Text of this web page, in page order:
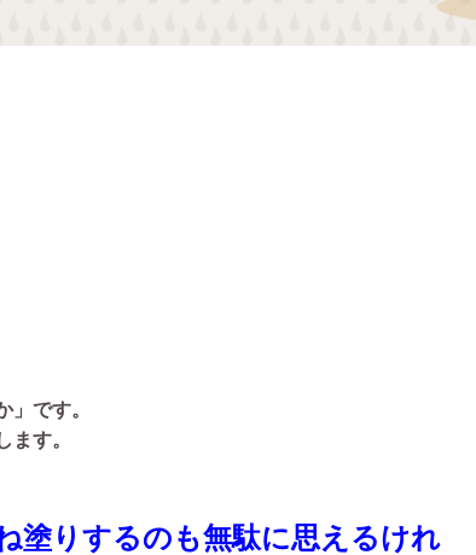
です。
す。
塗りするのも無駄に思えるけれ